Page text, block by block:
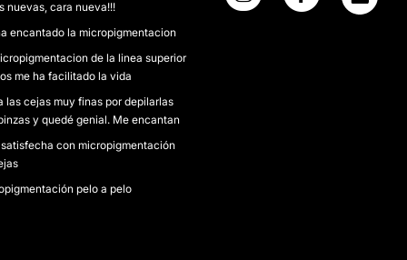
nuevas, cara nueva!!!
encantado la micropigmentacion
de la linea superior
me ha facilitado la vida
las cejas muy finas por depilarlas
y quedé genial. Me encantan
con micropigmentación
pelo a pelo